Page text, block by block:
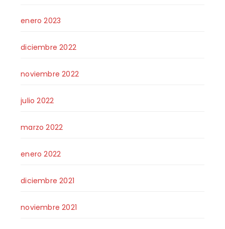
enero 2023
diciembre 2022
noviembre 2022
julio 2022
marzo 2022
enero 2022
diciembre 2021
noviembre 2021